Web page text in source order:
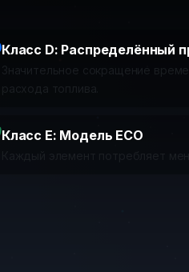
Класс D: Распределённый
Значительное сокращение
Класс E: Модель ECO